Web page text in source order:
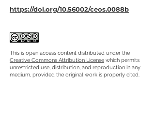
https://doi.org/10.56002/ceos.0088b
This is open access content distributed under the
Creative Commons Attribution License which permits
unrestricted use, distribution, and reproduction in any
medium, provided the original work is properly cited.